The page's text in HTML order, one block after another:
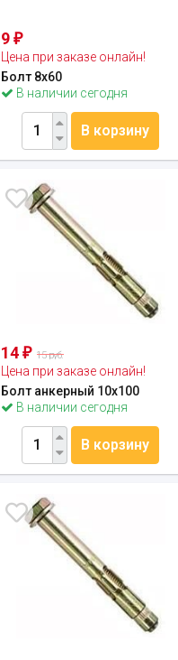
9₽
Цена при заказе онлайн!
Болт 8х60
В наличии сегодня
В корзину
14₽ 15 руб.
Цена при заказе онлайн!
Болт анкерный 10x100
В наличии сегодня
В корзину